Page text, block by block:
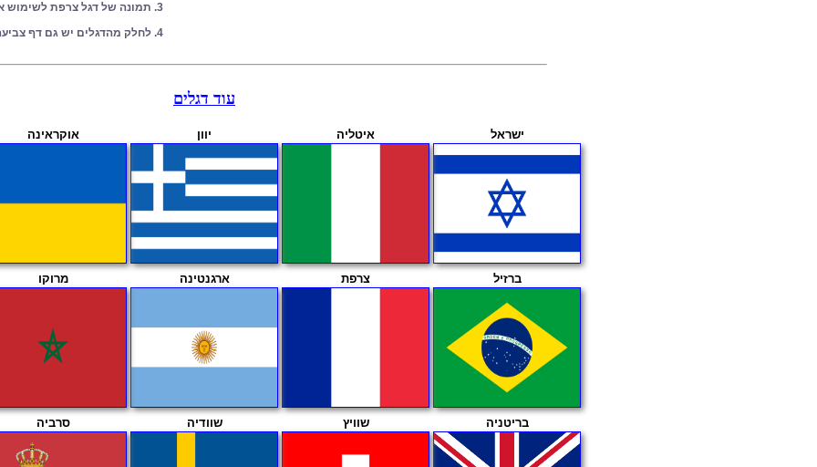
3. תמונה של דגל צרפת לשימוש אישי
4. לחלק מהדגלים יש גם דף צביעה מתאים
עוד דגלים
ישראל איטליה יוון אוקראינה
ברזיל צרפת ארגנטינה מרוקו
בריטניה שוויץ שוודיה סרביה